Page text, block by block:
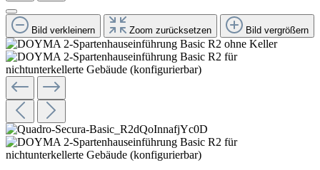
Bild verkleinern Zoom zurücksetzen Bild vergrößern